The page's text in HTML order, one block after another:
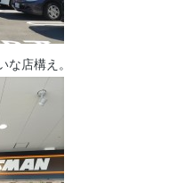
な店構え。